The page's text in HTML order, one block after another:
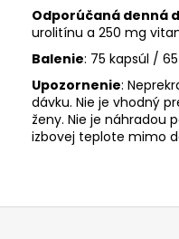
Odporúčaná denná
urolitínu a 250 mg
Balenie: 75 kapsúl /
Upozornenie:
dávku. Nie je vhodný
ženy. Nie je náhradou
izbovej teplote mimo